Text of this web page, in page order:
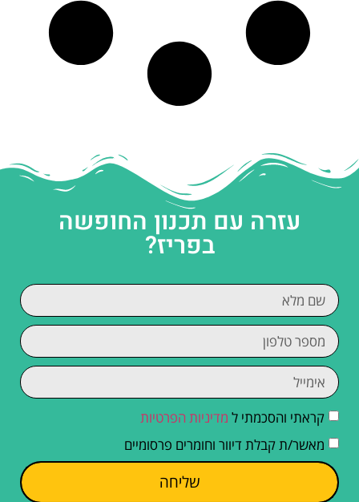
עזרה עם תכנון החופשה
בפריז?
קראתי והסכמתי ל מדיניות הפרטיות
מאשר/ת קבלת דיוור וחומרים פרסומיים
שליחה